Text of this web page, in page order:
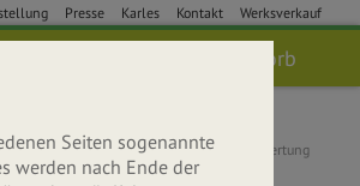
Presse Karles Kontakt Werksverkauf
Warenkorb
Kundenbewertung
Seiten sogenannte
werden nach Ende der